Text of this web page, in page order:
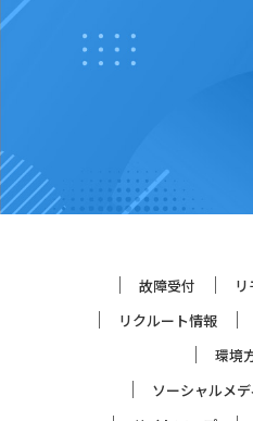
故障受付
リクルート情報
環境
ソーシャルメ